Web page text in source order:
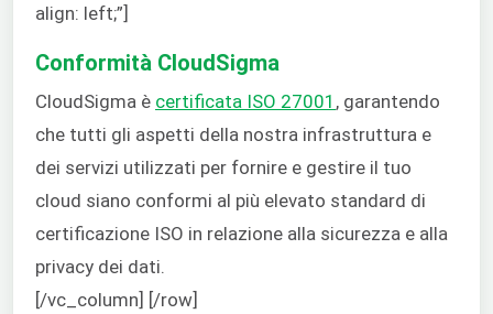
align: left;”]
Conformità CloudSigma
CloudSigma è certificata ISO 27001 , garantendo
che tutti gli aspetti della nostra infrastruttura e
dei servizi utilizzati per fornire e gestire il tuo
cloud siano conformi al più elevato standard di
certificazione ISO in relazione alla sicurezza e alla
privacy dei dati.
[/vc_column] [/row]